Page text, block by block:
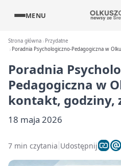
MENU
Strona główna
Przydatne
Poradnia Psychologiczno-Pedagogiczna w
Poradnia
Pedagogiczna w
kontakt, godziny,
18 maja 2026
7 min czytania Udostępnij